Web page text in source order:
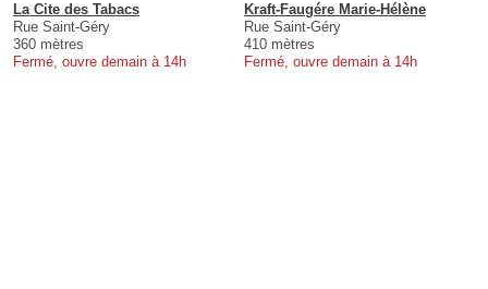
La Cite des Tabacs
Rue Saint-Géry
360 mètres
Fermé, ouvre demain à 14h
Kraft-Faugére Marie-Hélène
Rue Saint-Géry
410 mètres
Fermé, ouvre demain à 14h